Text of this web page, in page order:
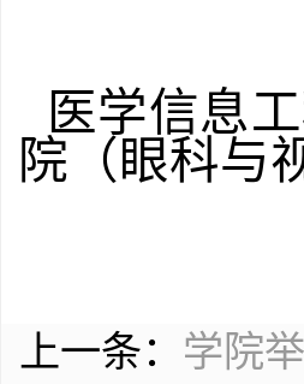
医学信息
院（眼科与
上一条： 学院